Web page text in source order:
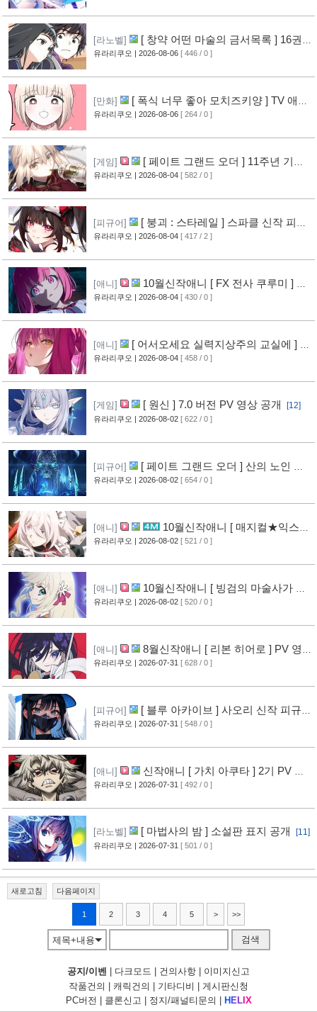
[라노벨]
[ 창약 어떤 마술의 금서목록 ] 16권
표지 공개
[8]
유라리쿠오 | 2026-08-06 [ 446 / 0 ]
[만화]
[ 폭식 너무 좋아 모치즈키양 ] TV 애니
메이션화 결정 [9]
유라리쿠오 | 2026-08-06 [ 264 / 0 ]
[게임]
[ 페이트 그랜드 오더 ] 11주년 기념
영상 공개
[8]
유라리쿠오 | 2026-08-04 [ 582 / 0 ]
[피규어]
[ 붕괴 : 스타레일 ] 스파클 신작 피규
어 공개
[5]
유라리쿠오 | 2026-08-04 [ 417 / 2 ]
[애니]
10월신작애니 [ FX 전사 쿠루미 ] PV
영상 공개
[6]
유라리쿠오 | 2026-08-04 [ 430 / 0 ]
[애니]
[ 어서오세요 실력지상주의 교실에 ] 블
루레이 VOL.2 표지 공개 [7]
유라리쿠오 | 2026-08-04 [ 458 / 0 ]
[게임] [ 원신 ] 7.0 버전 PV 영상 공개 [12]
유라리쿠오 | 2026-08-02 [ 622 / 0 ]
[피규어]
[ 페이트 그랜드 오더 ] 산의 노인 신
작 피규어 공개 [17]
유라리쿠오 | 2026-08-02 [ 654 / 0 ]
[애니]
10월신작애니 [ 매지컬★익스플
로러 ] PV 영상 공개 [12]
유라리쿠오 | 2026-08-02 [ 521 / 0 ]
[애니]
10월신작애니 [ 빙검의 마술사가 세
계를 다스린다 ] 2기 PV 영상 공개
유라리쿠오 | 2026-08-02 [ 520 / 0 ]
[애니]
8월신작애니 [ 리본 히어로 ] PV 영
상 공개
[11]
유라리쿠오 | 2026-07-31 [ 628 / 0 ]
[피규어]
[ 블루 아카이브 ] 사오리 신작 피규어
공개 [10]
유라리쿠오 | 2026-07-31 [ 548 / 0 ]
[애니]
신작애니 [ 가치 아쿠타 ] 2기 PV 영
상 공개
[13]
유라리쿠오 | 2026-07-31 [ 492 / 0 ]
[라노벨] [ 마법사의 밤 ] 소설판 표지 공개 [11]
유라리쿠오 | 2026-07-31 [ 501 / 0 ]
새로고침 다음페이지
1 2 3 4 5 > >>
제목+내용 검색
공지/이벤 다크모드 건의사항
이미지신고
작품건의
캐릭건의 기타디비
게시판신청
PC버전
클론신고 정지/패널티문의 H ELI X